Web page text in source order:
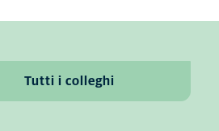
Tutti i colleghi